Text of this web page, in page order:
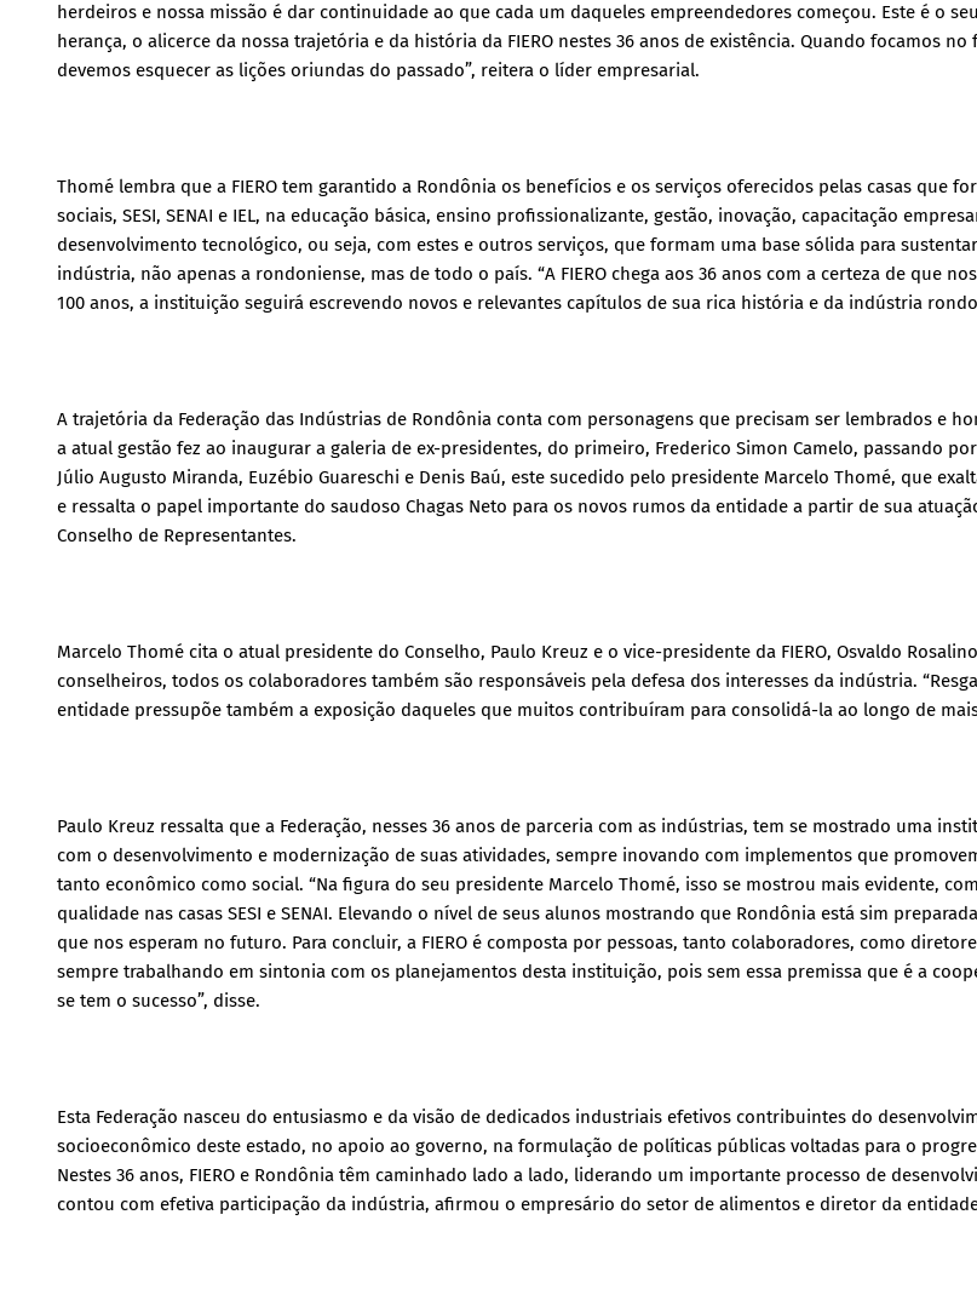
herdeiros e nossa missão é dar continuidade ao que cada um daqueles empreendedores começou. Este é o
herança, o alicerce da nossa trajetória e da história da FIERO nestes 36 anos de existência. Quando focamos
devemos esquecer as lições oriundas do passado”, reitera o líder empresarial.
Thomé lembra que a FIERO tem garantido a Rondônia os benefícios e os serviços oferecidos pelas casas que
sociais, SESI, SENAI e IEL, na educação básica, ensino profissionalizante, gestão, inovação, capacitação
desenvolvimento tecnológico, ou seja, com estes e outros serviços, que formam uma base sólida para
indústria, não apenas a rondoniense, mas de todo o país. “A FIERO chega aos 36 anos com a certeza de que
100 anos, a instituição seguirá escrevendo novos e relevantes capítulos de sua rica história e da indústria
A trajetória da Federação das Indústrias de Rondônia conta com personagens que precisam ser lembrados e
a atual gestão fez ao inaugurar a galeria de ex-presidentes, do primeiro, Frederico Simon Camelo, passando
Júlio Augusto Miranda, Euzébio Guareschi e Denis Baú, este sucedido pelo presidente Marcelo Thomé, que
e ressalta o papel importante do saudoso Chagas Neto para os novos rumos da entidade a partir de sua
Conselho de Representantes.
Marcelo Thomé cita o atual presidente do Conselho, Paulo Kreuz e o vice-presidente da FIERO, Osvaldo
conselheiros, todos os colaboradores também são responsáveis pela defesa dos interesses da indústria.
entidade pressupõe também a exposição daqueles que muitos contribuíram para consolidá-la ao longo de
Paulo Kreuz ressalta que a Federação, nesses 36 anos de parceria com as indústrias, tem se mostrado uma
com o desenvolvimento e modernização de suas atividades, sempre inovando com implementos que
tanto econômico como social. “Na figura do seu presidente Marcelo Thomé, isso se mostrou mais evidente,
qualidade nas casas SESI e SENAI. Elevando o nível de seus alunos mostrando que Rondônia está sim
que nos esperam no futuro. Para concluir, a FIERO é composta por pessoas, tanto colaboradores, como
sempre trabalhando em sintonia com os planejamentos desta instituição, pois sem essa premissa que é a
se tem o sucesso”, disse.
Esta Federação nasceu do entusiasmo e da visão de dedicados industriais efetivos contribuintes do
socioeconômico deste estado, no apoio ao governo, na formulação de políticas públicas voltadas para o
Nestes 36 anos, FIERO e Rondônia têm caminhado lado a lado, liderando um importante processo de
contou com efetiva participação da indústria, afirmou o empresário do setor de alimentos e diretor da